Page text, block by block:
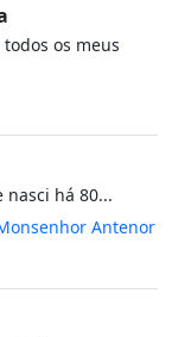
todos os meus
há 80...
Antenor